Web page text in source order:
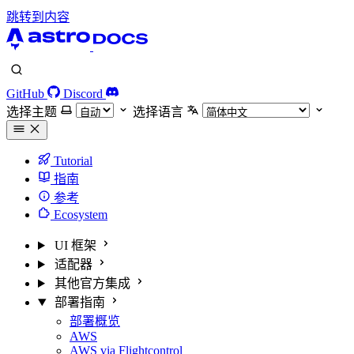
跳转到内容
GitHub
Discord
选择主题
选择语言
Tutorial
指南
参考
Ecosystem
UI 框架
适配器
其他官方集成
部署指南
部署概览
AWS
AWS via Flightcontrol